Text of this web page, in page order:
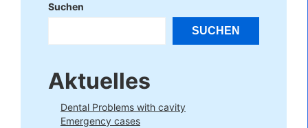
Suchen
SUCHEN
Aktuelles
Dental Problems with cavity
Emergency cases